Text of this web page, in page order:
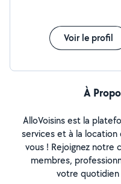
de Calais 62 Travail de qualité Bien soignée, devis
gratuit et rapide.
A bientôt merci
Voir le profil
À
AlloVoisins est la
services et à la
vous ! Rejoignez notre
membres,
votre